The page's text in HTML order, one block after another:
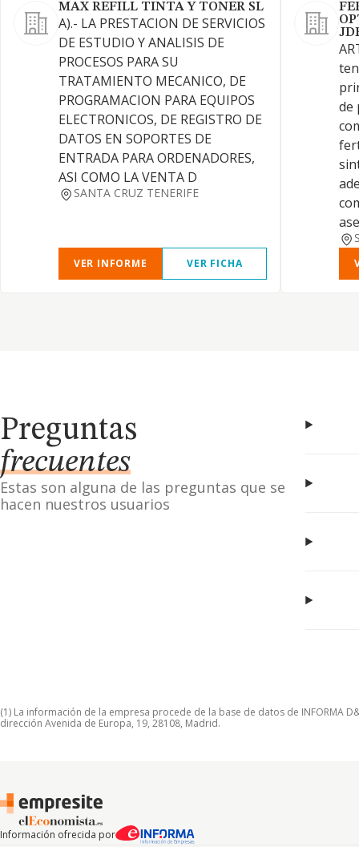
MAX REFILL TINTA Y TONER SL
A).- LA PRESTACION DE SERVICIOS
DE ESTUDIO Y ANALISIS DE
PROCESOS PARA SU
TRATAMIENTO MECANICO, DE
PROGRAMACION PARA EQUIPOS
ELECTRONICOS, DE REGISTRO DE
DATOS EN SOPORTES DE
ENTRADA PARA ORDENADORES,
ASI COMO LA VENTA D
SANTA CRUZ TENERIFE
VER INFORME VER FICHA
de
Preguntas
frecuentes
Estas son alguna de las preguntas que se
hacen nuestros usuarios
(1) La información de la empresa procede de la base de datos de INFORMA
dirección Avenida de Europa, 19, 28108, Madrid.
Información ofrecida por